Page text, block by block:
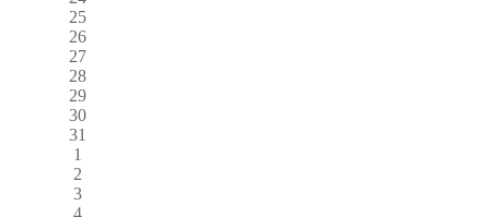
25
26
27
28
29
30
31
1
2
3
4